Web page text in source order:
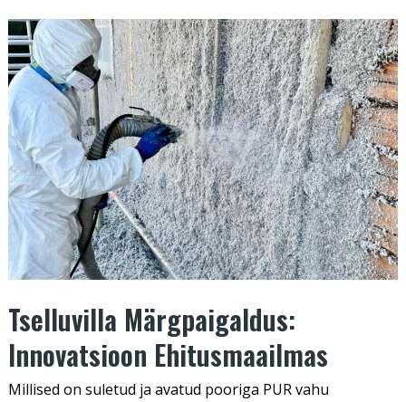
Tselluvilla Märgpaigaldus:
Innovatsioon Ehitusmaailmas
Millised on suletud ja avatud pooriga PUR vahu
Tselluvilla
Märgpaigaldus:
Innovatsioon
Ehitusmaailmas